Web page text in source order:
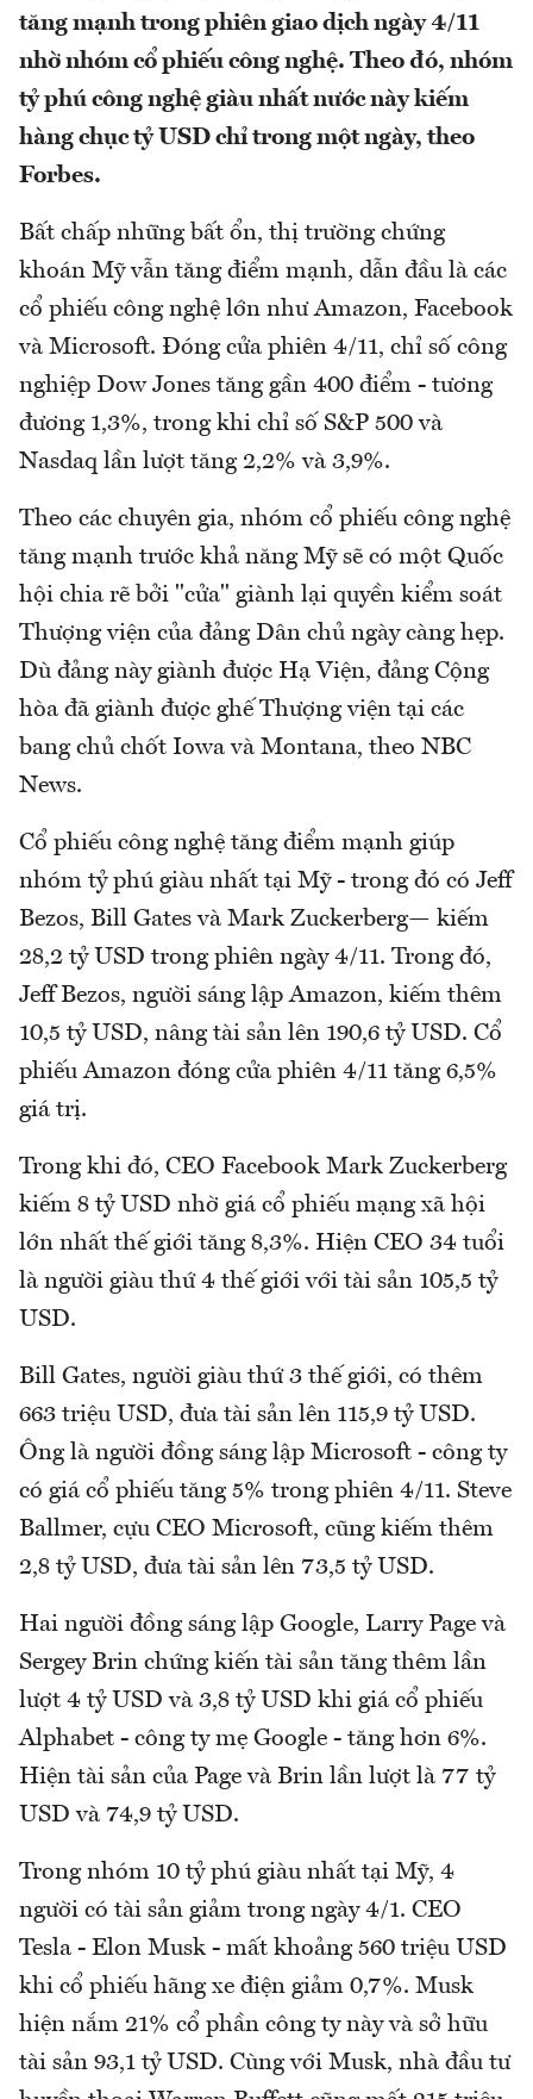
tăng mạnh trong phiên giao dịch ngày 4/11
nhờ nhóm cổ phiếu công nghệ. Theo đó, nhóm
tỷ phú công nghệ giàu nhất nước này kiếm
hàng chục tỷ USD chỉ trong một ngày, theo
Forbes.
Bất chấp những bất ổn, thị trường chứng
khoán Mỹ vẫn tăng điểm mạnh, dẫn đầu là các
cổ phiếu công nghệ lớn như Amazon, Facebook
và Microsoft. Đóng cửa phiên 4/11, chỉ số công
nghiệp Dow Jones tăng gần 400 điểm - tương
đương 1,3%, trong khi chỉ số S&P 500 và
Nasdaq lần lượt tăng 2,2% và 3,9%.
Theo các chuyên gia, nhóm cổ phiếu công nghệ
tăng mạnh trước khả năng Mỹ sẽ có một Quốc
hội chia rẽ bởi "cửa" giành lại quyền kiểm soát
Thượng viện của đảng Dân chủ ngày càng hẹp.
Dù đảng này giành được Hạ Viện, đảng Cộng
hòa đã giành được ghế Thượng viện tại các
bang chủ chốt Iowa và Montana, theo NBC
News.
Cổ phiếu công nghệ tăng điểm mạnh giúp
nhóm tỷ phú giàu nhất tại Mỹ - trong đó có Jeff
Bezos, Bill Gates và Mark Zuckerberg— kiếm
28,2 tỷ USD trong phiên ngày 4/11. Trong đó,
Jeff Bezos, người sáng lập Amazon, kiếm thêm
10,5 tỷ USD, nâng tài sản lên 190,6 tỷ USD. Cổ
phiếu Amazon đóng cửa phiên 4/11 tăng 6,5%
giá trị.
Trong khi đó, CEO Facebook Mark Zuckerberg
kiếm 8 tỷ USD nhờ giá cổ phiếu mạng xã hội
lớn nhất thế giới tăng 8,3%. Hiện CEO 34 tuổi
là người giàu thứ 4 thế giới với tài sản 105,5 tỷ
USD.
Bill Gates, người giàu thứ 3 thế giới, có thêm
663 triệu USD, đưa tài sản lên 115,9 tỷ USD.
Ông là người đồng sáng lập Microsoft - công ty
có giá cổ phiếu tăng 5% trong phiên 4/11. Steve
Ballmer, cựu CEO Microsoft, cũng kiếm thêm
2,8 tỷ USD, đưa tài sản lên 73,5 tỷ USD.
Hai người đồng sáng lập Google, Larry Page và
Sergey Brin chứng kiến tài sản tăng thêm lần
lượt 4 tỷ USD và 3,8 tỷ USD khi giá cổ phiếu
Alphabet - công ty mẹ Google - tăng hơn 6%.
Hiện tài sản của Page và Brin lần lượt là 77 tỷ
USD và 74,9 tỷ USD.
Trong nhóm 10 tỷ phú giàu nhất tại Mỹ, 4
người có tài sản giảm trong ngày 4/1. CEO
Tesla - Elon Musk - mất khoảng 560 triệu USD
khi cổ phiếu hãng xe điện giảm 0,7%. Musk
hiện nắm 21% cổ phần công ty này và sở hữu
tài sản 93,1 tỷ USD. Cùng với Musk, nhà đầu tư